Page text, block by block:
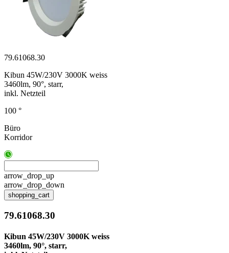
79.61068.30
Kibun 45W/230V 3000K weiss
3460lm, 90°, starr,
inkl. Netzteil
100 °
Büro
Korridor
arrow_drop_up
arrow_drop_down
shopping_cart
79.61068.30
Kibun 45W/230V 3000K weiss
3460lm, 90°, starr,